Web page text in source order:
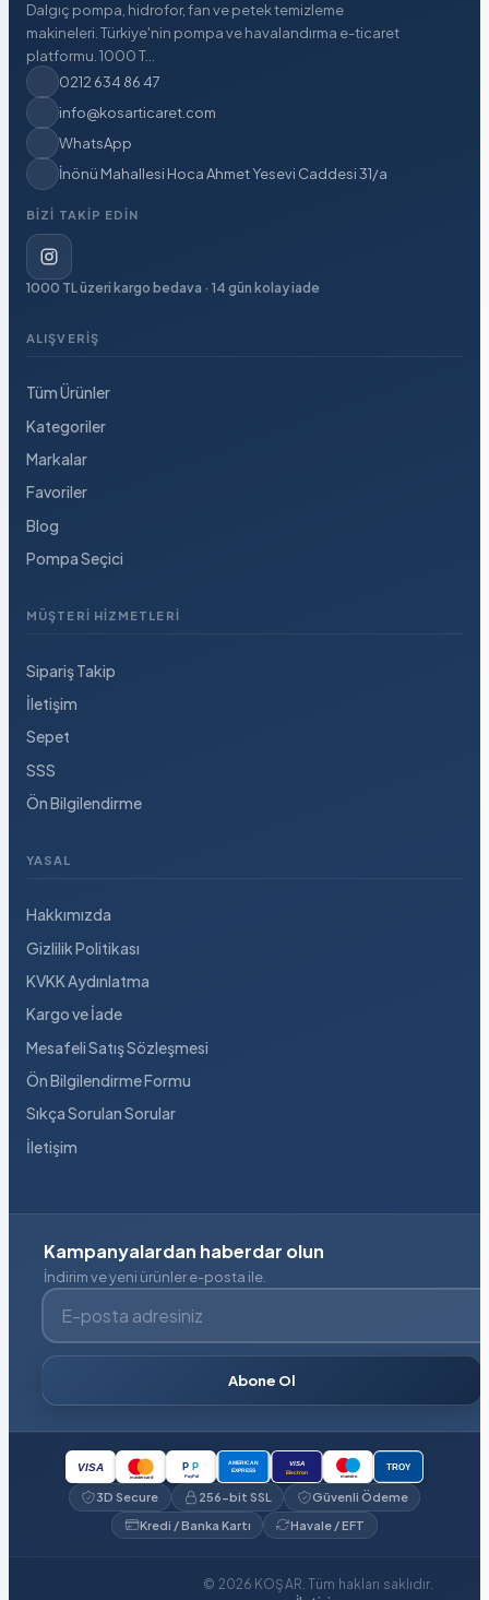
Dalgıç pompa, hidrofor, fan ve petek temizleme
makineleri. Türkiye'nin pompa ve havalandırma e-ticaret
platformu. 1000 T...
0212 634 86 47
info@kosarticaret.com
WhatsApp
İnönü Mahallesi Hoca Ahmet Yesevi Caddesi 31/a
BIZI TAKIP EDIN
1000 TL üzeri kargo bedava · 14 gün kolay iade
ALIŞVERIŞ
Tüm Ürünler
Kategoriler
Markalar
Favoriler
Blog
Pompa Seçici
MÜŞTERI HIZMETLERI
Sipariş Takip
İletişim
Sepet
SSS
Ön Bilgilendirme
YASAL
Hakkımızda
Gizlilik Politikası
KVKK Aydınlatma
Kargo ve İade
Mesafeli Satış Sözleşmesi
Ön Bilgilendirme Formu
Sıkça Sorulan Sorular
İletişim
Kampanyalardan haberdar olun
İndirim ve yeni ürünler e-posta ile.
E-posta adresiniz
Abone Ol
VISA
mastercard
P P
PayPal
AMERICAN
EXPRESS
VISA
Electron
maestro
TROY
3D Secure 256-bit SSL
Güvenli Ödeme
Kredi / Banka Kartı
Havale / EFT
© 2026 KOŞAR. Tüm hakları saklıdır.